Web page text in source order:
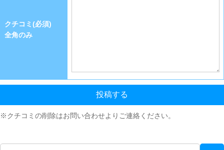
クチコミ(必須)
全角のみ
投稿する
※クチコミの削除はお問い合わせよりご連絡ください。